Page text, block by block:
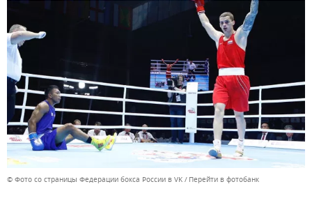
© Фото со страницы Федерации бокса России в VK Перейти в фотобанк